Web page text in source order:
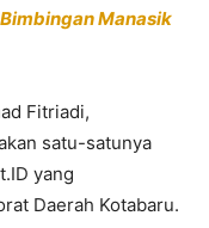
Manasik
Fitriadi,
satu-satunya
yang
Daerah Kotabaru.